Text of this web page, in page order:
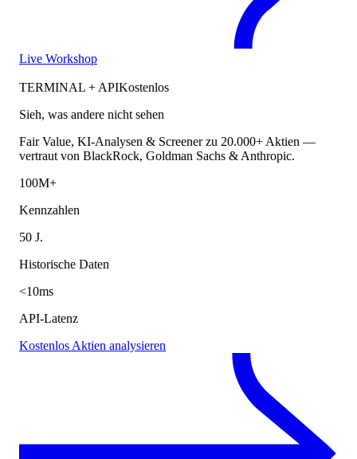
Live Workshop
TERMINAL + APIKostenlos
Sieh, was andere nicht sehen
Fair Value, KI-Analysen & Screener zu 20.000+ Aktien —
vertraut von BlackRock, Goldman Sachs & Anthropic.
100M+
Kennzahlen
50 J.
Historische Daten
<10ms
API-Latenz
Kostenlos Aktien analysieren